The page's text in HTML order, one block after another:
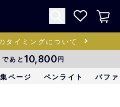
タイミングについて
であと 10,800円
ページ ペンライト バフ